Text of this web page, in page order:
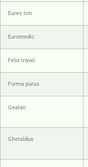
Eures tim
Euromedic
Felix travel
Forma purus
Gealan
Ghetaldus